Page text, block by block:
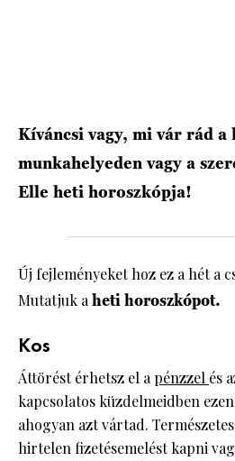
Kíváncsi vagy, mi vár rád a
munkahelyeden vagy a
Elle heti horoszkópja!
Új fejleményeket hoz ez a hét a
Mutatjuk aheti horoszkópot.
Kos
Áttörést érhetsz el apénzzel és
kapcsolatos küzdelmeidben
ahogyan azt vártad.
hirtelen fizetésemelést kapni